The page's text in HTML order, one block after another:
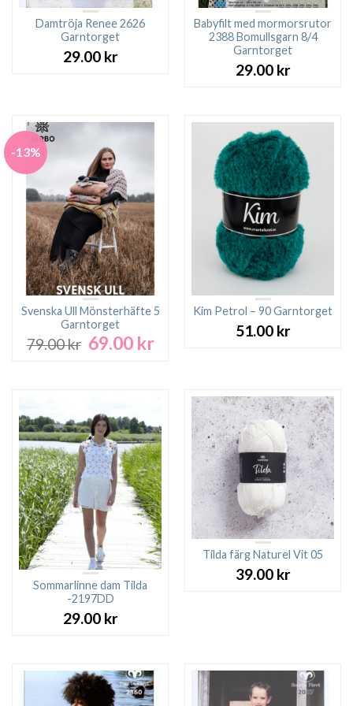
Damtröja Renee 2626
Garntorget
29.00 kr
Babyfilt med mormorsrutor
2388 Bomullsgarn 8/4
Garntorget
29.00 kr
-13%
Svenska Ull Mönsterhäfte 5
Garntorget
79.00kr Det
69.00 krDet
69.00 kr.
Kim Petrol – 90 Garntorget
51.00 kr
Sommarlinne dam Tilda
-2197DD
29.00 kr
Tilda färg Naturel Vit 05
39.00 kr